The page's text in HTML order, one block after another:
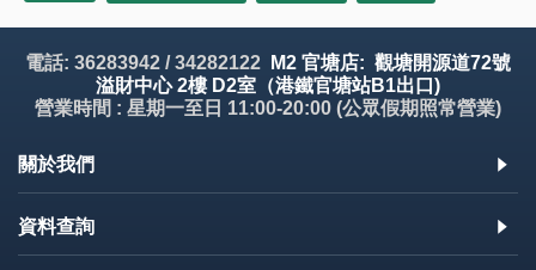
電話: 36283942 / 34282122
M2 官塘店: 觀塘開源道72號
溢財中心 2樓 D2室（港鐵官塘站B1出口)
營業時間 : 星期一至日 11:00-20:00 (公眾假期照常營業)
關於我們
資料查詢